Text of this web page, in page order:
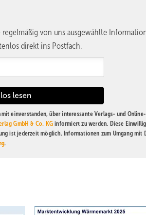
von uns ausgewählte
direkt ins Postfach.
einverstanden, über interessante Verlags- und Online-
GmbH & Co. KG informiert zu werden. Diese
ist jederzeit möglich. Informationen zum Umgang mit
.